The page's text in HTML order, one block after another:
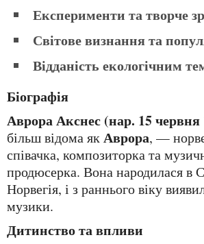
Експерименти та творче
Світове визнання та
Відданість екологічним
Біографія
Аврора Акснес (нар. 15 червня
більш відома якАврора, —
співачка, композиторка та
продюсерка. Вона народилася в
Норвегія, і з раннього віку
музики.
Дитинство та впливи